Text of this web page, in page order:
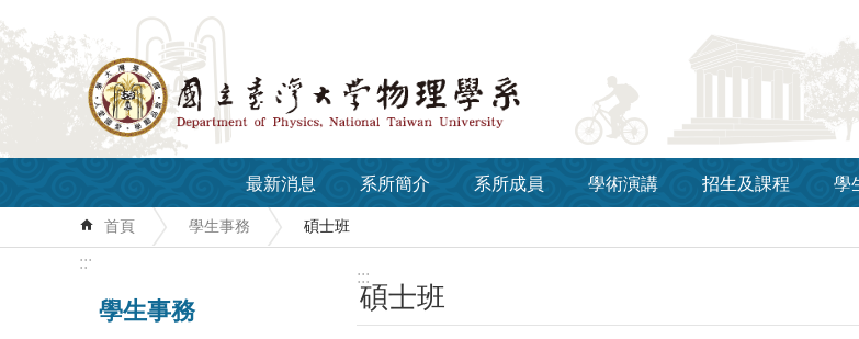
跳到主要內容區塊
最新消息 系所簡介 系所成員 學術演講 招生及課程 學
首頁 學生事務 碩士班
:::
學生事務
:::
碩士班